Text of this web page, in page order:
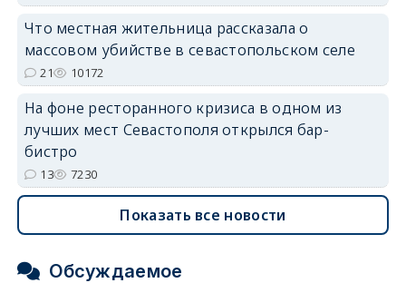
Что местная жительница рассказала о
массовом убийстве в севастопольском селе
21 10172
На фоне ресторанного кризиса в одном из
лучших мест Севастополя открылся бар-
бистро
13 7230
Показать все новости
Обсуждаемое